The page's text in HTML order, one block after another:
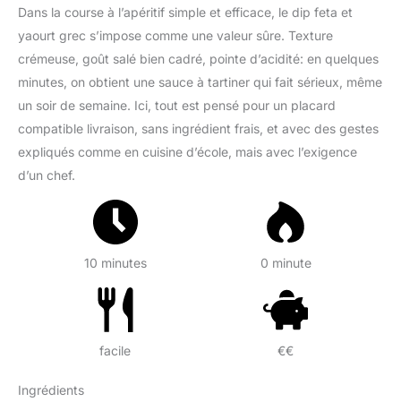
Dans la course à l’apéritif simple et efficace, le dip feta et
yaourt grec s’impose comme une valeur sûre. Texture
crémeuse, goût salé bien cadré, pointe d’acidité: en quelques
minutes, on obtient une sauce à tartiner qui fait sérieux, même
un soir de semaine. Ici, tout est pensé pour un placard
compatible livraison, sans ingrédient frais, et avec des gestes
expliqués comme en cuisine d’école, mais avec l’exigence
d’un chef.
10 minutes 0 minute
facile €€
Ingrédients